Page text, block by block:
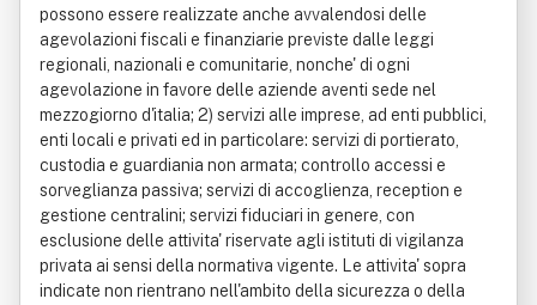
possono essere realizzate anche avvalendosi delle
agevolazioni fiscali e finanziarie previste dalle leggi
regionali, nazionali e comunitarie, nonche' di ogni
agevolazione in favore delle aziende aventi sede nel
mezzogiorno d'italia; 2) servizi alle imprese, ad enti pubblici,
enti locali e privati ed in particolare: servizi di portierato,
custodia e guardiania non armata; controllo accessi e
sorveglianza passiva; servizi di accoglienza, reception e
gestione centralini; servizi fiduciari in genere, con
esclusione delle attivita' riservate agli istituti di vigilanza
privata ai sensi della normativa vigente. Le attivita' sopra
indicate non rientrano nell'ambito della sicurezza o della